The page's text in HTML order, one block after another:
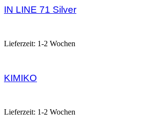
IN LINE 71 Silver
Lieferzeit: 1-2 Wochen
KIMIKO
Lieferzeit: 1-2 Wochen